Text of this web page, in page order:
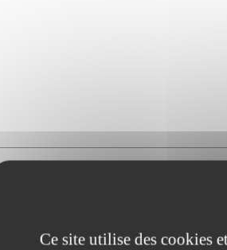
le site Internet
Ce site utilise des cookies